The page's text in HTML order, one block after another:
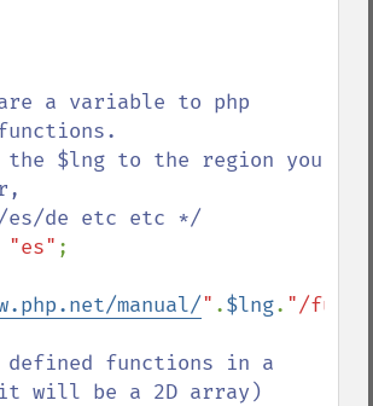
a variable to php
"es" ;
manual/" .$lng. "/
functions in a
will be a 2D array)